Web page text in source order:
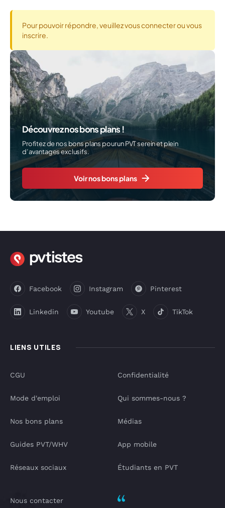
Pour pouvoir répondre, veuillez vous connecter ou vous
inscrire.
Découvrez nos bons plans !
Profitez de nos bons plans pour un PVT serein et plein
d’avantages exclusifs.
Voir nos bons plans
LIENS UTILES
Facebook Instagram Pinterest
Linkedin Youtube X TikTok
CGU
Mode d'emploi
Nos bons plans
Guides PVT/WHV
Réseaux sociaux
Confidentialité
Qui sommes-nous ?
Médias
App mobile
Étudiants en PVT
Nous contacter